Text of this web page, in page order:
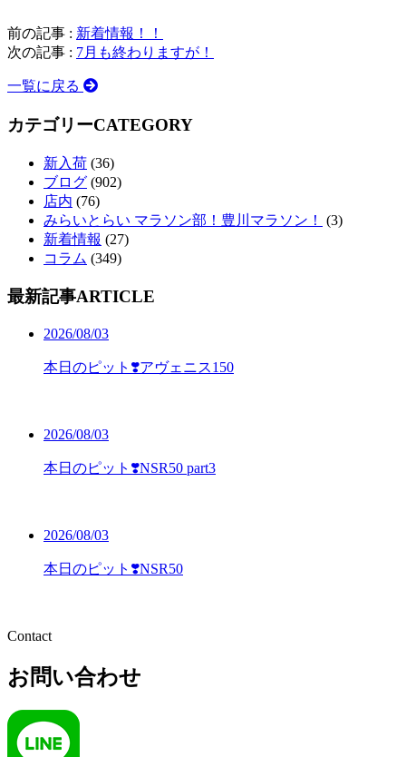
前の記事 : 新着情報！！
次の記事 : 7月も終わりますが！
一覧に戻る
カテゴリーCATEGORY
新入荷 (36)
ブログ (902)
店内 (76)
みらいとらい マラソン部！豊川マラソン！
(3)
新着情報 (27)
コラム (349)
最新記事ARTICLE
2026/08/03
本日のピット❣️アヴェニス150
2026/08/03
本日のピット❣️NSR50 part3
2026/08/03
本日のピット❣️NSR50
Contact
お問い合わせ